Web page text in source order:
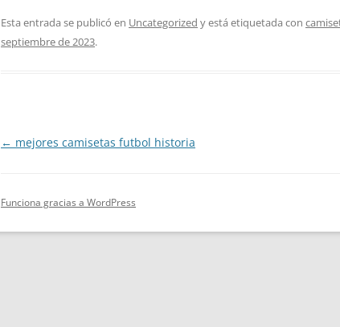
Esta entrada se publicó en Uncategorized y está etiquetada con
septiembre de 2023.
Navegación
← mejores camisetas futbol historia
Funciona gracias a WordPress